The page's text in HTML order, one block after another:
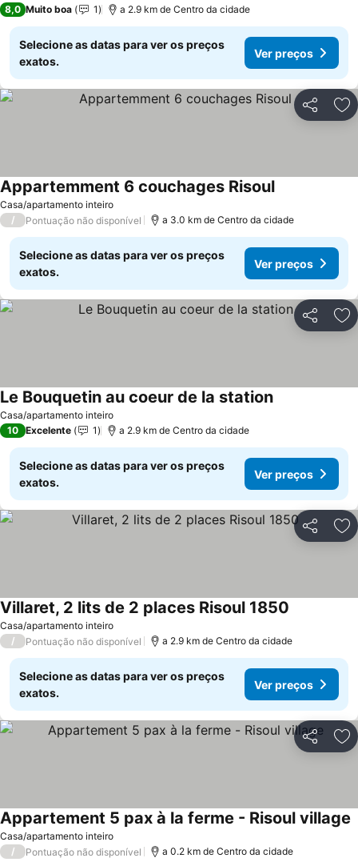
8,0 Muito boa 1 a 2.9 km de Centro da cidade
Selecione as datas para ver os preços
exatos.
Ver preços
Partilhar
Casa/apartamento inteiro
Appartemment 6 couchages Risoul
/ Pontuação não disponível a 3.0 km de Centro da cidade
Selecione as datas para ver os preços
exatos.
Ver preços
Partilhar
Casa/apartamento inteiro
Le Bouquetin au coeur de la station
10 Excelente 1 a 2.9 km de Centro da cidade
Selecione as datas para ver os preços
exatos.
Ver preços
Partilhar
Casa/apartamento inteiro
Villaret, 2 lits de 2 places Risoul 1850
/ Pontuação não disponível a 2.9 km de Centro da cidade
Selecione as datas para ver os preços
exatos.
Ver preços
Partilhar
Casa/apartamento inteiro
Appartement 5 pax à la ferme - Risoul village
/ Pontuação não disponível a 0.2 km de Centro da cidade